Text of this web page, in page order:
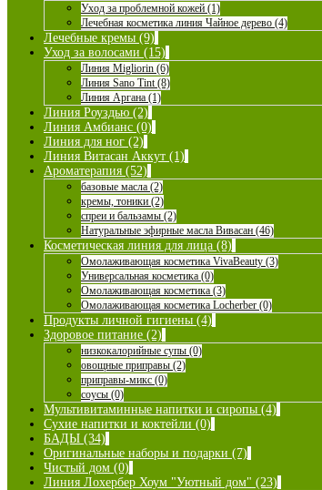
Уход за проблемной кожей (1)
Лечебная косметика линия Чайное дерево (4)
Лечебные кремы (9)
Уход за волосами (15)
Линия Migliorin (6)
Линия Sano Tint (8)
Линия Аргана (1)
Линия Роуздью (2)
Линия Амбианс (0)
Линия для ног (2)
Линия Витасан Аккут (1)
Ароматерапия (52)
базовые масла (2)
кремы, тоники (2)
спреи и бальзамы (2)
Натуральные эфирные масла Вивасан (46)
Косметическая линия для лица (8)
Омолаживающая косметика VivaBeauty (3)
Универсальная косметика (0)
Омолаживающая косметика (3)
Омолаживающая косметика Locherber (0)
Продукты личной гигиены (4)
Здоровое питание (2)
низкокалорийные супы (0)
овощные приправы (2)
приправы-микс (0)
соусы (0)
Мультивитаминные напитки и сиропы (4)
Сухие напитки и коктейли (0)
БАДЫ (34)
Оригинальные наборы и подарки (7)
Чистый дом (0)
Линия Лохербер Хоум "Уютный дом" (23)